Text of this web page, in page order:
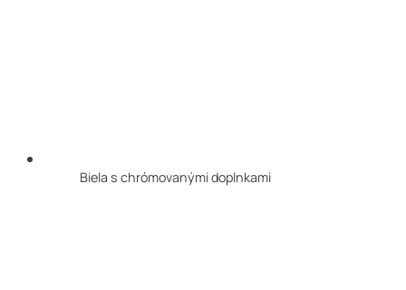
Biela s chrómovanými doplnkami